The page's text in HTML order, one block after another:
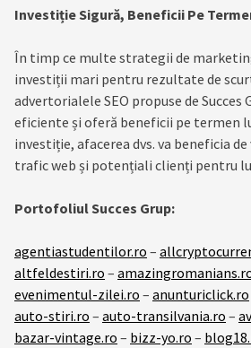
Investiție Sigură, Beneficii Pe
În timp ce multe strategii de
investiții mari pentru rezultate de
advertorialele SEO propuse de Succes
eficiente și oferă beneficii pe termen
investiție, afacerea dvs. va beneficia
trafic web și potențiali clienți pentru
Portofoliul Succes Grup:
agentiastudentilor.ro –
altfeldestiri.ro –
evenimentul-zilei.ro – anunturiclick.ro
auto-stiri.ro – auto-transilvania.ro –
bazar-vintage.ro – bizz-yo.ro –